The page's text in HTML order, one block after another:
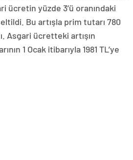
ücretin yüzde 3’ü oranındaki
Bu artışla prim tutarı 780
Asgari ücretteki artışın
1 Ocak itibarıyla 1981 TL’ye